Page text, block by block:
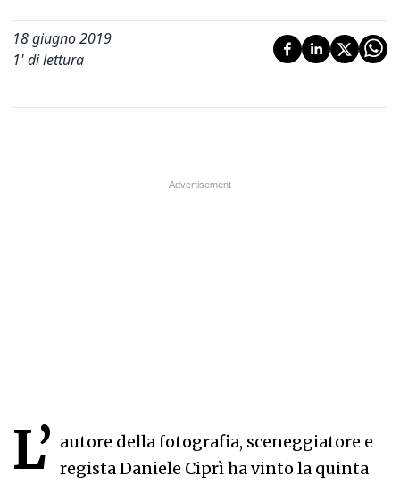
18 giugno 2019
1' di lettura
L’ autore della fotografia, sceneggiatore e
regista Daniele Ciprì ha vinto la quinta